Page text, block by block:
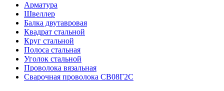
Арматура
Швеллер
Балка двутавровая
Квадрат стальной
Круг стальной
Полоса стальная
Уголок стальной
Проволока вязальная
Сварочная проволока СВ08Г2С